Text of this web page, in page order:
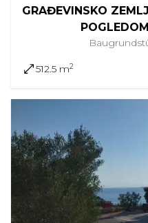
GRAĐEVINSKO
512.5 m2